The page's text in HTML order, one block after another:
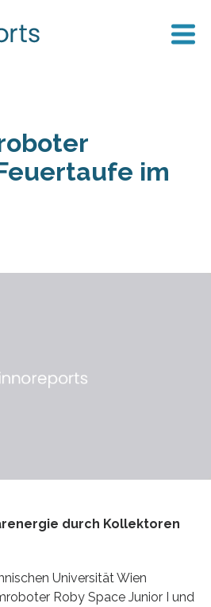
im
durch Kollektoren
Universität Wien
Roby Space Junior I und